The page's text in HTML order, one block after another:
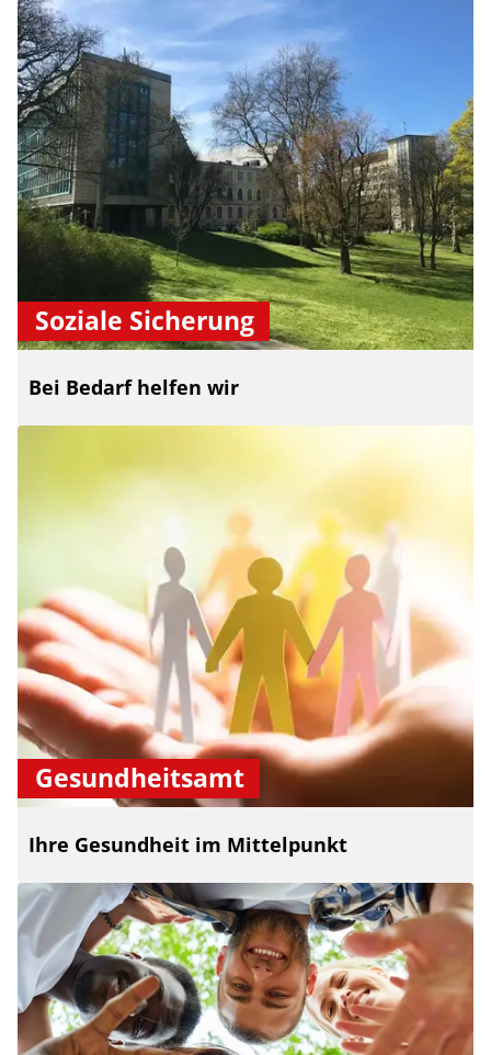
Soziale Sicherung
Bei Bedarf helfen wir
Gesundheitsamt
Ihre Gesundheit im Mittelpunkt